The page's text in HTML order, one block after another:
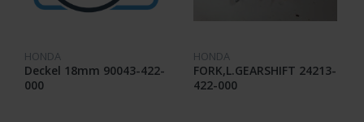
HONDA
Deckel 18mm 90043-422-
000
HONDA
FORK,L.GEARSHIFT 24213-
422-000